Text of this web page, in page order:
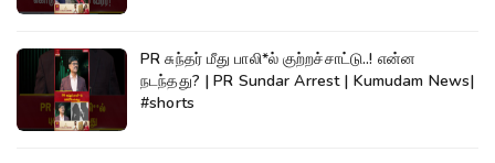
PR சுந்தர் மீது பாலி*ல் குற்றச்சாட்டு..! என்ன
நடந்தது? | PR Sundar Arrest | Kumudam News|
#shorts